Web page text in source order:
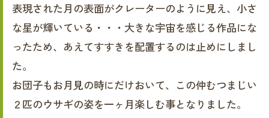
表現された月の表面がクレーターのように見え、小さ
な星が輝いている・・・大きな宇宙を感じる作品にな
ったため、あえてすすきを配置するのは止めにしまし
た。
お団子もお月見の時にだけおいて、この仲むつまじい
２匹のウサギの姿を一ヶ月楽しむ事となりました。